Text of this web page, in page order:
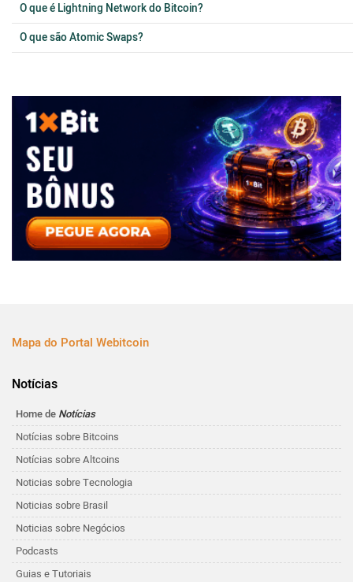
O que é Lightning Network do Bitcoin?
O que são Atomic Swaps?
Mapa do Portal Webitcoin
Notícias
Home de Notícias
Notícias sobre Bitcoins
Notícias sobre Altcoins
Noticias sobre Tecnologia
Noticias sobre Brasil
Noticias sobre Negócios
Podcasts
Guias e Tutoriais